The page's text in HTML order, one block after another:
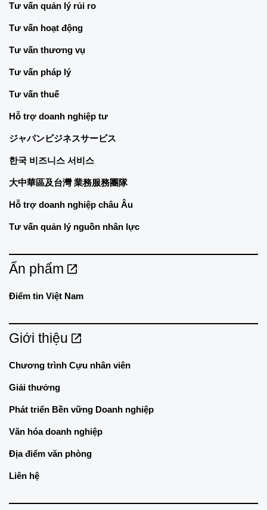
Tư vấn quản lý rủi ro
Tư vấn hoạt động
Tư vấn thương vụ
Tư vấn pháp lý
Tư vấn thuế
Hỗ trợ doanh nghiệp tư
ジャパンビジネスサービス
한국 비즈니스 서비스
大中華區及台灣 業務服務團隊
Hỗ trợ doanh nghiệp châu Âu
Tư vấn quản lý nguồn nhân lực
Ấn phẩm
Điểm tin Việt Nam
Giới thiệu
Chương trình Cựu nhân viên
Giải thưởng
Phát triển Bền vững Doanh nghiệp
Văn hóa doanh nghiệp
Địa điểm văn phòng
Liên hệ